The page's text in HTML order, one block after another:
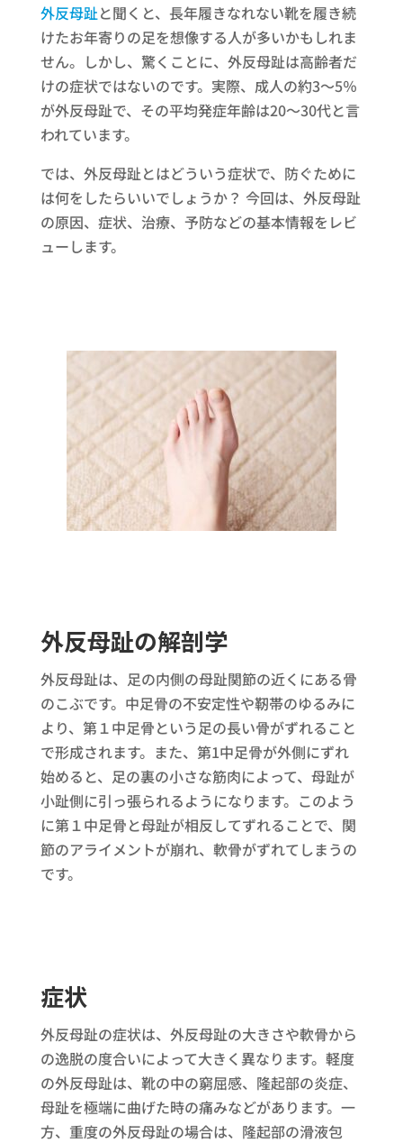
外反母趾と聞くと、長年履きなれない靴を履き続
けたお年寄りの足を想像する人が多いかもしれま
せん。しかし、驚くことに、外反母趾は高齢者だ
けの症状ではないのです。実際、成人の約3～5％
が外反母趾で、その平均発症年齢は20～30代と言
われています。
では、外反母趾とはどういう症状で、防ぐために
は何をしたらいいでしょうか？ 今回は、外反母趾
の原因、症状、治療、予防などの基本情報をレビ
ューします。
外反母趾の解剖学
外反母趾は、足の内側の母趾関節の近くにある骨
のこぶです。中足骨の不安定性や靭帯のゆるみに
より、第１中足骨という足の長い骨がずれること
で形成されます。また、第1中足骨が外側にずれ
始めると、足の裏の小さな筋肉によって、母趾が
小趾側に引っ張られるようになります。このよう
に第１中足骨と母趾が相反してずれることで、関
節のアライメントが崩れ、軟骨がずれてしまうの
です。
症状
外反母趾の症状は、外反母趾の大きさや軟骨から
の逸脱の度合いによって大きく異なります。軽度
の外反母趾は、靴の中の窮屈感、隆起部の炎症、
母趾を極端に曲げた時の痛みなどがあります。一
方、重度の外反母趾の場合は、隆起部の滑液包